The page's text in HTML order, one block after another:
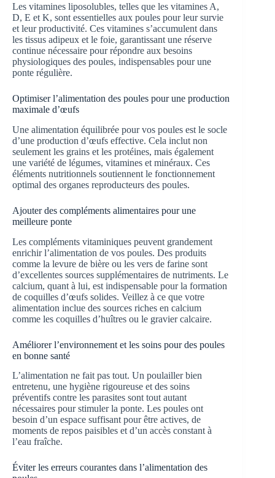
Les vitamines liposolubles, telles que les vitamines A,
D, E et K, sont essentielles aux poules pour leur survie
et leur productivité. Ces vitamines s’accumulent dans
les tissus adipeux et le foie, garantissant une réserve
continue nécessaire pour répondre aux besoins
physiologiques des poules, indispensables pour une
ponte régulière.
Optimiser l’alimentation des poules pour une production
maximale d’œufs
Une alimentation équilibrée pour vos poules est le socle
d’une production d’œufs effective. Cela inclut non
seulement les grains et les protéines, mais également
une variété de légumes, vitamines et minéraux. Ces
éléments nutritionnels soutiennent le fonctionnement
optimal des organes reproducteurs des poules.
Ajouter des compléments alimentaires pour une
meilleure ponte
Les compléments vitaminiques peuvent grandement
enrichir l’alimentation de vos poules. Des produits
comme la levure de bière ou les vers de farine sont
d’excellentes sources supplémentaires de nutriments. Le
calcium, quant à lui, est indispensable pour la formation
de coquilles d’œufs solides. Veillez à ce que votre
alimentation inclue des sources riches en calcium
comme les coquilles d’huîtres ou le gravier calcaire.
Améliorer l’environnement et les soins pour des poules
en bonne santé
L’alimentation ne fait pas tout. Un poulailler bien
entretenu, une hygiène rigoureuse et des soins
préventifs contre les parasites sont tout autant
nécessaires pour stimuler la ponte. Les poules ont
besoin d’un espace suffisant pour être actives, de
moments de repos paisibles et d’un accès constant à
l’eau fraîche.
Éviter les erreurs courantes dans l’alimentation des